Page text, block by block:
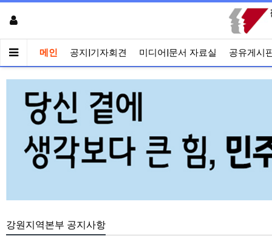
메인 공지|기자회견 미디어|문서 자료실 공유게시
강원지역본부 공지사항